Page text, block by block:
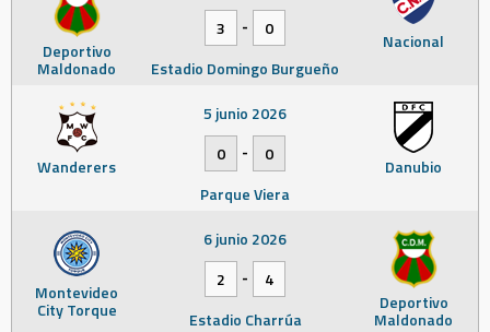
Deportivo
Maldonado
Nacional
3
-
0
Estadio Domingo Burgueño
Wanderers Danubio
5 junio 2026
0
-
0
Parque Viera
Montevideo
City Torque Deportivo
Maldonado
6 junio 2026
2
-
4
Estadio Charrúa